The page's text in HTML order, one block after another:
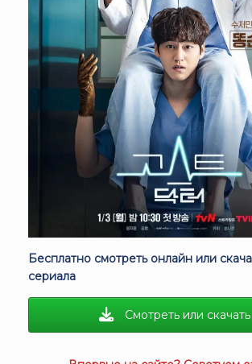
Бесплатно смотреть онлайн или
сериала
Смотреть или скачать